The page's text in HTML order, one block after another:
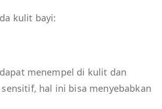
kulit bayi:
menempel di kulit dan
hal ini bisa menyebabkan